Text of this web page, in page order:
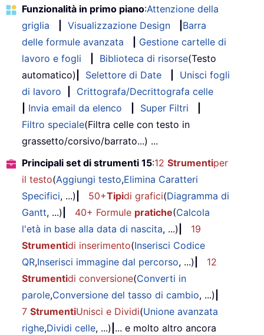
Funzionalità in primo piano:Attenzione della
griglia
Visualizzazione Design
Barra
delle formule avanzata
Gestione cartelle di
lavoro e fogli
Biblioteca di risorse(Testo
automatico)
Selettore di Date
Unisci fogli
di lavoro
Crittografa/Decrittografa celle
Invia email da elenco Super Filtri
Filtro speciale(Filtra celle con testo in
grassetto/corsivo/barrato...) ...
Principali set di strumenti 15:12 Strumentiper
il testo(Aggiungi testo,Elimina Caratteri
Specifici, ...) 50+Tipidi grafici(Diagramma di
Gantt, ...) 40+ Formule pratiche(Calcola
l'età in base alla data di nascita, ...)
19
Strumentidi inserimento(Inserisci Codice
QR,Inserisci immagine dal percorso, ...)
12
Strumentidi conversione(Converti in
parole,Conversione del tasso di cambio, ...)
7 StrumentiUnisci e Dividi(Unione avanzata
righe,Dividi celle, ...) ... e molto altro ancora